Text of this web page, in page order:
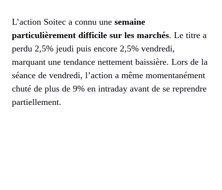
L’action Soitec a connu une semaine
particulièrement difficile sur les marchés. Le titre a
perdu 2,5% jeudi puis encore 2,5% vendredi,
marquant une tendance nettement baissière. Lors de la
séance de vendredi, l’action a même momentanément
chuté de plus de 9% en intraday avant de se reprendre
partiellement.